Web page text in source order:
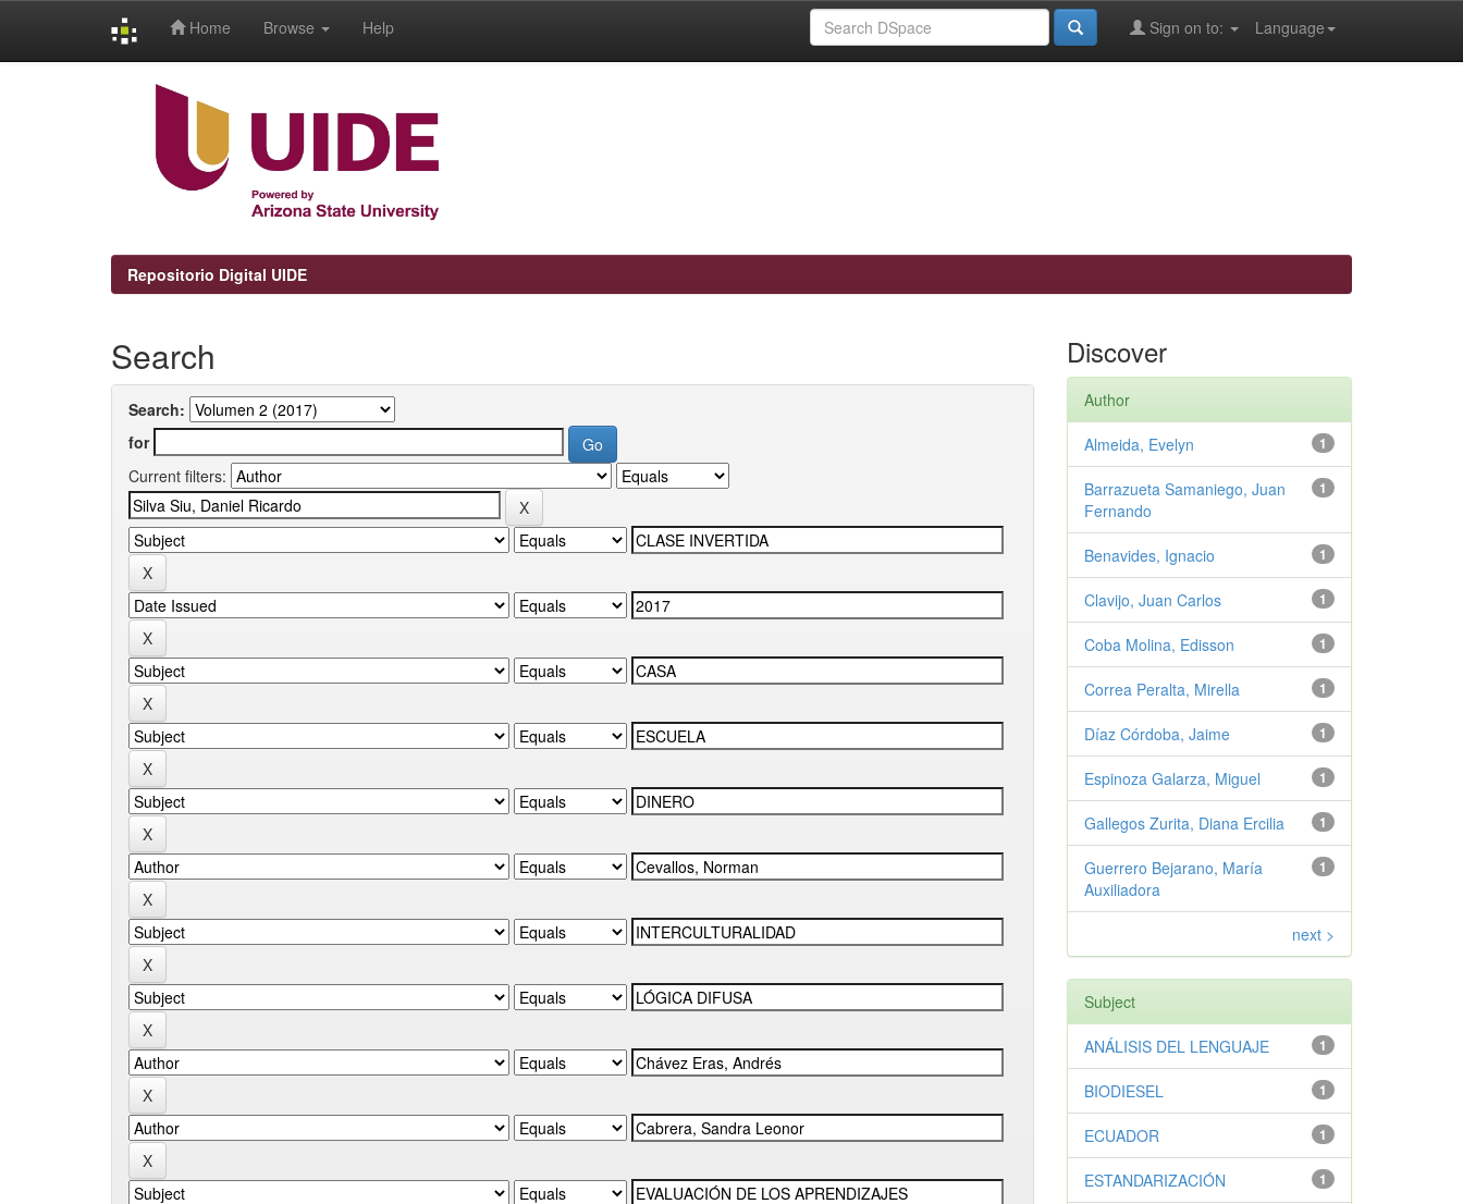
Home Browse Help Language
Sign on to:
Repositorio Digital UIDE
Search
Search:
for
Current filters:
Discover
Author
1
Almeida, Evelyn
1
Barrazueta Samaniego, Juan
Fernando
1
Benavides, Ignacio
1
Clavijo, Juan Carlos
1
Coba Molina, Edisson
1
Correa Peralta, Mirella
1
Díaz Córdoba, Jaime
1
Espinoza Galarza, Miguel
1
Gallegos Zurita, Diana Ercilia
1
Guerrero Bejarano, María
Auxiliadora
next >
Subject
1
ANÁLISIS DEL LENGUAJE
1
BIODIESEL
1
ECUADOR
1
ESTANDARIZACIÓN